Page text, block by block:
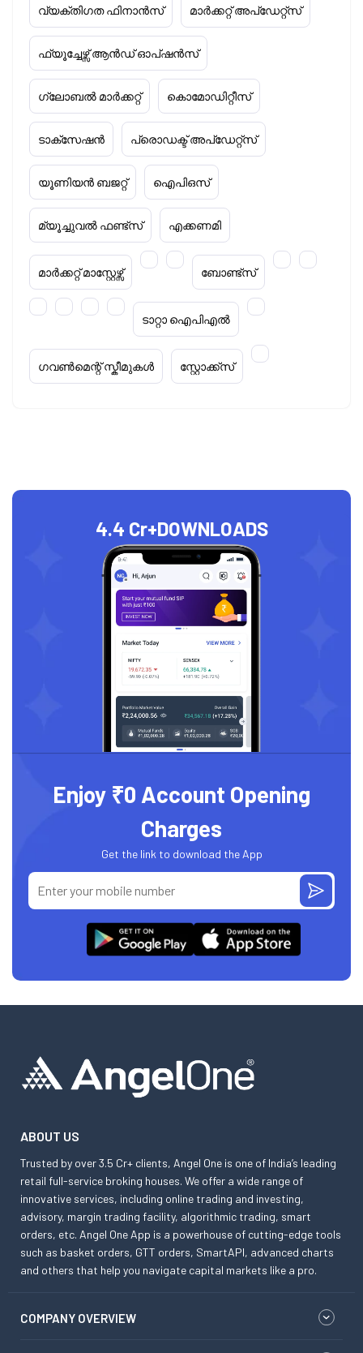
വ്യക്തിഗത ഫിനാൻസ് മാർക്കറ്റ് അപ്‌ഡേറ്റ്സ്
ഫ്യൂച്ചേഴ്സ് ആൻഡ് ഓപ്ഷൻസ്
ഗ്ലോബൽ മാർക്കറ്റ് കൊമോഡിറ്റീസ്
ടാക്‌സേഷൻ പ്രൊഡക്ട് അപ്‌ഡേറ്റ്സ്
യൂണിയൻ ബജറ്റ് ഐപിഒസ്
മ്യൂച്ചുവൽ ഫണ്ട്സ് എക്കണമി
മാർക്കറ്റ് മാസ്റ്റേഴ്സ് ബോണ്ട്സ്
ടാറ്റാ ഐപിഎൽ
ഗവൺമെന്റ് സ്കീമുകൾ സ്റ്റോക്ക്‌സ്
4.4 Cr+DOWNLOADS
Enjoy ₹0 Account Opening
Charges
Get the link to download the App
ABOUT US
Trusted by over 3.5 Cr+ clients, Angel One is one of India’s leading
retail full-service broking houses. We offer a wide range of
innovative services, including online trading and investing,
advisory, margin trading facility, algorithmic trading, smart
orders, etc. Angel One App is a powerhouse of cutting-edge tools
such as basket orders, GTT orders, SmartAPI, advanced charts
and others that help you navigate capital markets like a pro.
COMPANY OVERVIEW